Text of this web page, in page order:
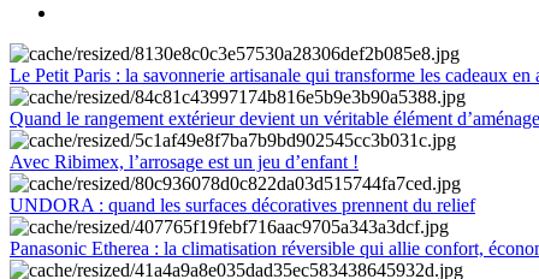
Le Petit Paris : la savonnerie artisanale qui transforme les cadeaux en
Quand le rangement extérieur devient un véritable élément
Avec Ribimex, l’arrosage est un jeu d’enfant !
UNDORA : quand les surfaces décoratives prennent du relief
Panasonic Etherea : la climatisation réversible qui allie confort,